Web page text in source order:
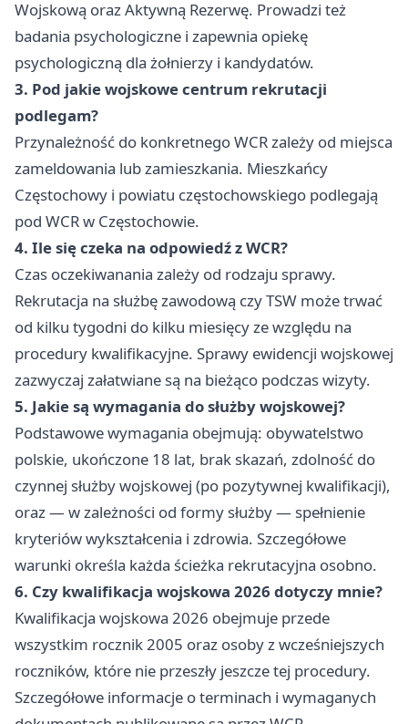
Wojskową oraz Aktywną Rezerwę. Prowadzi też
badania psychologiczne i zapewnia opiekę
psychologiczną dla żołnierzy i kandydatów.
3. Pod jakie wojskowe centrum rekrutacji
podlegam?
Przynależność do konkretnego WCR zależy od miejsca
zameldowania lub zamieszkania. Mieszkańcy
Częstochowy i powiatu częstochowskiego podlegają
pod WCR w Częstochowie.
4. Ile się czeka na odpowiedź z WCR?
Czas oczekiwanania zależy od rodzaju sprawy.
Rekrutacja na służbę zawodową czy TSW może trwać
od kilku tygodni do kilku miesięcy ze względu na
procedury kwalifikacyjne. Sprawy ewidencji wojskowej
zazwyczaj załatwiane są na bieżąco podczas wizyty.
5. Jakie są wymagania do służby wojskowej?
Podstawowe wymagania obejmują: obywatelstwo
polskie, ukończone 18 lat, brak skazań, zdolność do
czynnej służby wojskowej (po pozytywnej kwalifikacji),
oraz — w zależności od formy służby — spełnienie
kryteriów wykształcenia i zdrowia. Szczegółowe
warunki określa każda ścieżka rekrutacyjna osobno.
6. Czy kwalifikacja wojskowa 2026 dotyczy mnie?
Kwalifikacja wojskowa 2026 obejmuje przede
wszystkim rocznik 2005 oraz osoby z wcześniejszych
roczników, które nie przeszły jeszcze tej procedury.
Szczegółowe informacje o terminach i wymaganych